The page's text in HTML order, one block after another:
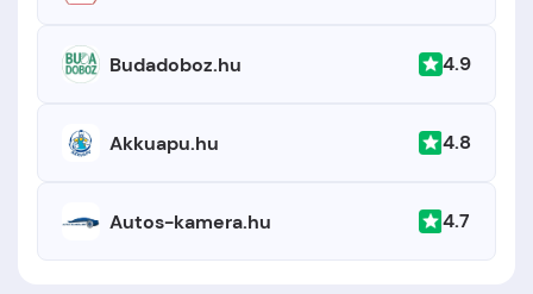
Budadoboz.hu 4.9
Akkuapu.hu 4.8
Autos-kamera.hu 4.7